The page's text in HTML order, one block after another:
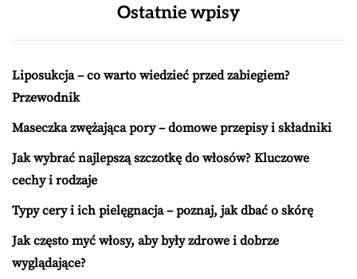
Ostatnie wpisy
Liposukcja – co warto wiedzieć przed zabiegiem?
Przewodnik
Maseczka zwężająca pory – domowe przepisy i składniki
Jak wybrać najlepszą szczotkę do włosów? Kluczowe
cechy i rodzaje
Typy cery i ich pielęgnacja – poznaj, jak dbać o skórę
Jak często myć włosy, aby były zdrowe i dobrze
wyglądające?